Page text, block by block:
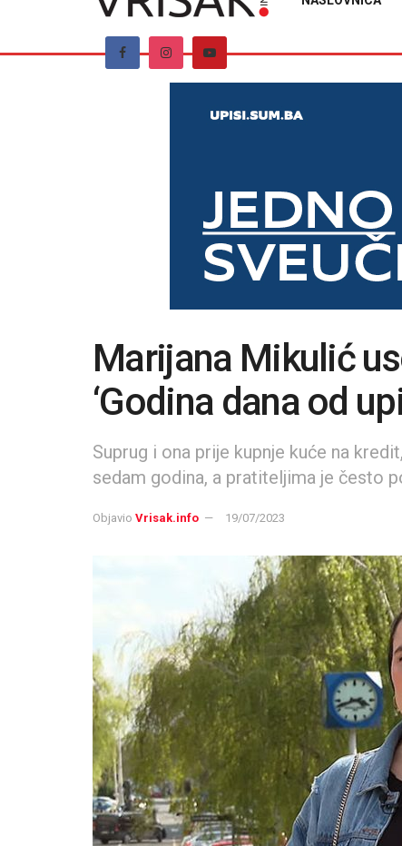
Marijana Mikulić
‘Godina dana od
Suprug i ona prije kupnje kuće na
sedam godina, a pratiteljima je često
Objavio Vrisak.info 19/07/2023